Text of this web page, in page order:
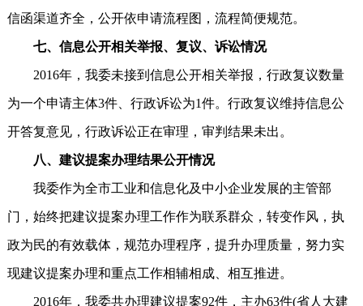
信函渠道齐全，公开依申请流程图，流程简便规范。
七、信息公开相关举报、复议、诉讼情况
2016年，我委未接到信息公开相关举报，行政复议数量
为一个申请主体3件、行政诉讼为1件。行政复议维持信息公
开答复意见，行政诉讼正在审理，审判结果未出。
八、建议提案办理结果公开情况
我委作为全市工业和信息化及中小企业发展的主管部
门，始终把建议提案办理工作作为联系群众，转变作风，执
政为民的有效载体，规范办理程序，提升办理质量，努力实
现建议提案办理和重点工作相辅相成、相互推进。
2016年，我委共办理建议提案92件，主办63件(省人大建